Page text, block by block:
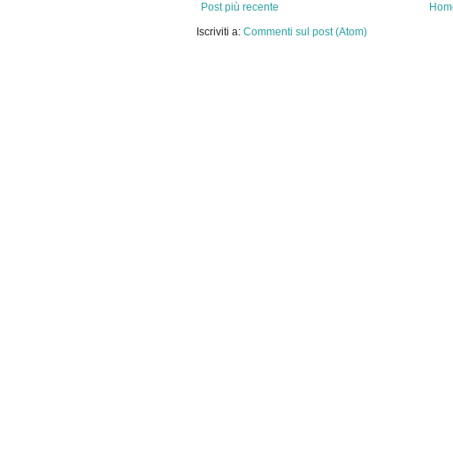
Post più recente
Iscriviti a: Commenti sul post (Atom)